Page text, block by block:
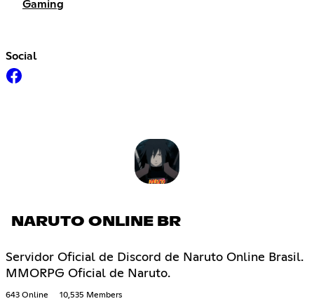
Gaming
Social
NARUTO ONLINE BR
Servidor Oficial de Discord de Naruto Online Brasil.
MMORPG Oficial de Naruto.
643 Online 10,535 Members